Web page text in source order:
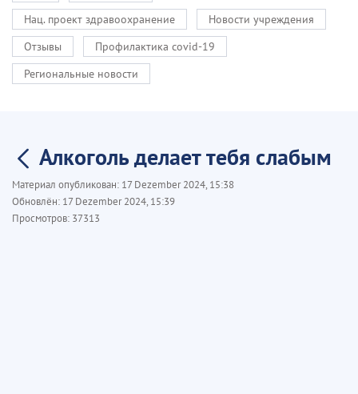
Нац. проект здравоохранение
Новости учреждения
Отзывы
Профилактика covid-19
Региональные новости
Алкоголь делает тебя слабым
Материал опубликован: 17 Dezember 2024, 15:38
Обновлён: 17 Dezember 2024, 15:39
Просмотров: 37313